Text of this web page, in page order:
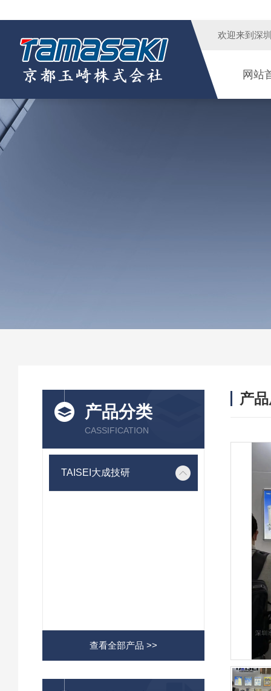
欢迎来到 深
网站
产品分类
CASSIFICATION
TAISEI大成技研
查看全部产品 >>
产